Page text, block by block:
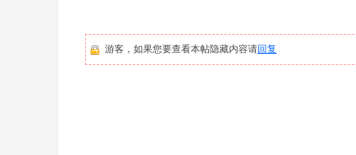
游客，如果您要查看本帖隐藏内容请回复